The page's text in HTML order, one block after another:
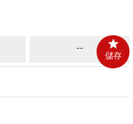
儲存
--